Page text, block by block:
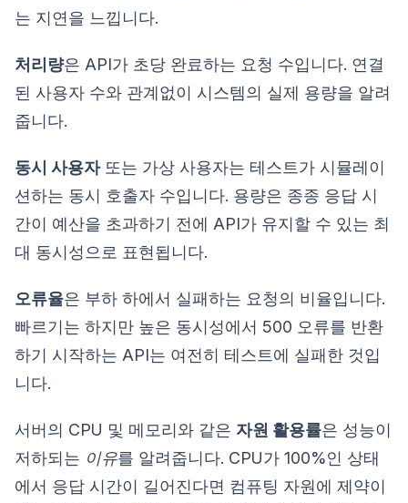
는 지연을 느낍니다.
처리량은 API가 초당 완료하는 요청 수입니다. 연결
된 사용자 수와 관계없이 시스템의 실제 용량을 알려
줍니다.
동시 사용자또는 가상 사용자는 테스트가 시뮬레이
션하는 동시 호출자 수입니다. 용량은 종종 응답 시
간이 예산을 초과하기 전에 API가 유지할 수 있는 최
대 동시성으로 표현됩니다.
오류율은 부하 하에서 실패하는 요청의 비율입니다.
빠르기는 하지만 높은 동시성에서 500 오류를 반환
하기 시작하는 API는 여전히 테스트에 실패한 것입
니다.
서버의 CPU 및 메모리와 같은 자원 활용률은 성능이
저하되는 이유를 알려줍니다. CPU가 100%인 상태
에서 응답 시간이 길어진다면 컴퓨팅 자원에 제약이